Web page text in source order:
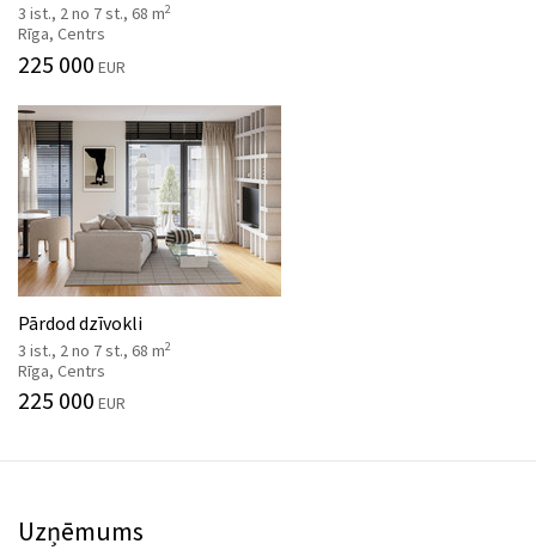
3 ist., 2 no 7 st., 68 m2
Rīga, Centrs
225 000 EUR
Pārdod dzīvokli
3 ist., 2 no 7 st., 68 m2
Rīga, Centrs
225 000 EUR
Uzņēmums